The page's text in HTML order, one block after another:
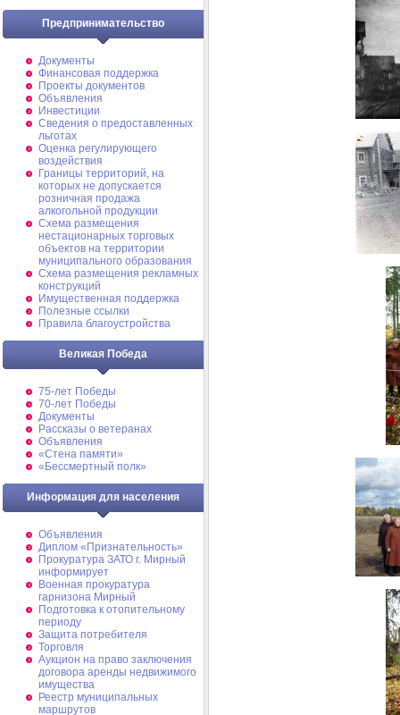
Предпринимательство
Документы
Финансовая поддержка
Проекты документов
Объявления
Инвестиции
Сведения о предоставленных
льготах
Оценка регулирующего
воздействия
Границы территорий, на
которых не допускается
розничная продажа
алкогольной продукции
Схема размещения
нестационарных торговых
объектов на территории
муниципального образования
Схема размещения рекламных
конструкций
Имущественная поддержка
Полезные ссылки
Правила благоустройства
Великая Победа
75-лет Победы
70-лет Победы
Документы
Рассказы о ветеранах
Объявления
«Стена памяти»
«Бессмертный полк»
Информация для населения
Объявления
Диплом «Признательность»
Прокуратура ЗАТО г. Мирный
информирует
Военная прокуратура
гарнизона Мирный
Подготовка к отопительному
периоду
Защита потребителя
Торговля
Аукцион на право заключения
договора аренды недвижимого
имущества
Реестр муниципальных
маршрутов